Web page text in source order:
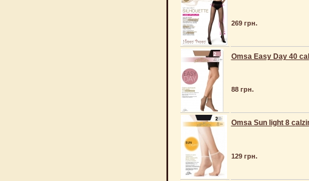
269 грн.
Omsa Easy Day 40
88 грн.
Omsa Sun light 8
129 грн.